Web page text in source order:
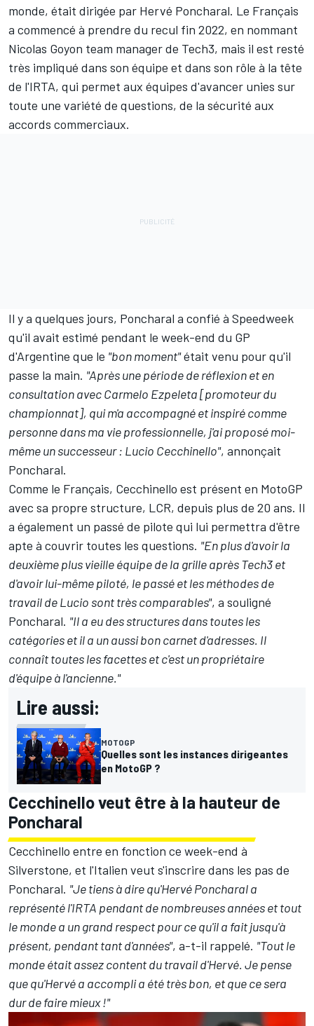
monde, était dirigée par Hervé Poncharal. Le Français
a commencé à prendre du recul fin 2022, en nommant
Nicolas Goyon team manager de Tech3, mais il est resté
très impliqué dans son équipe et dans son rôle à la tête
de l'IRTA, qui permet aux équipes d'avancer unies sur
toute une variété de questions, de la sécurité aux
accords commerciaux.
Il y a quelques jours, Poncharal a confié à Speedweek
qu'il avait estimé pendant le week-end du GP
d'Argentine que le "bon moment"était venu pour qu'il
passe la main. "Après une période de réflexion et en
consultation avec Carmelo Ezpeleta [promoteur du
championnat], qui m'a accompagné et inspiré comme
personne dans ma vie professionnelle, j'ai proposé moi-
même un successeur : Lucio Cecchinello", annonçait
Poncharal.
Comme le Français, Cecchinello est présent en MotoGP
avec sa propre structure, LCR, depuis plus de 20 ans. Il
a également un passé de pilote qui lui permettra d'être
apte à couvrir toutes les questions. "En plus d'avoir la
deuxième plus vieille équipe de la grille après Tech3 et
d'avoir lui-même piloté, le passé et les méthodes de
travail de Lucio sont très comparables", a souligné
Poncharal. "Il a eu des structures dans toutes les
catégories et il a un aussi bon carnet d'adresses. Il
connaît toutes les facettes et c'est un propriétaire
d'équipe à l'ancienne."
Lire aussi:
MOTOGP
Quelles sont les instances dirigeantes
en MotoGP ?
Cecchinello veut être à la hauteur de
Poncharal
Cecchinello entre en fonction ce week-end à
Silverstone, et l'Italien veut s'inscrire dans les pas de
Poncharal. "Je tiens à dire qu'Hervé Poncharal a
représenté l'IRTA pendant de nombreuses années et tout
le monde a un grand respect pour ce qu'il a fait jusqu'à
présent, pendant tant d'années", a-t-il rappelé. "Tout le
monde était assez content du travail d'Hervé. Je pense
que qu'Hervé a accompli a été très bon, et que ce sera
dur de faire mieux !"